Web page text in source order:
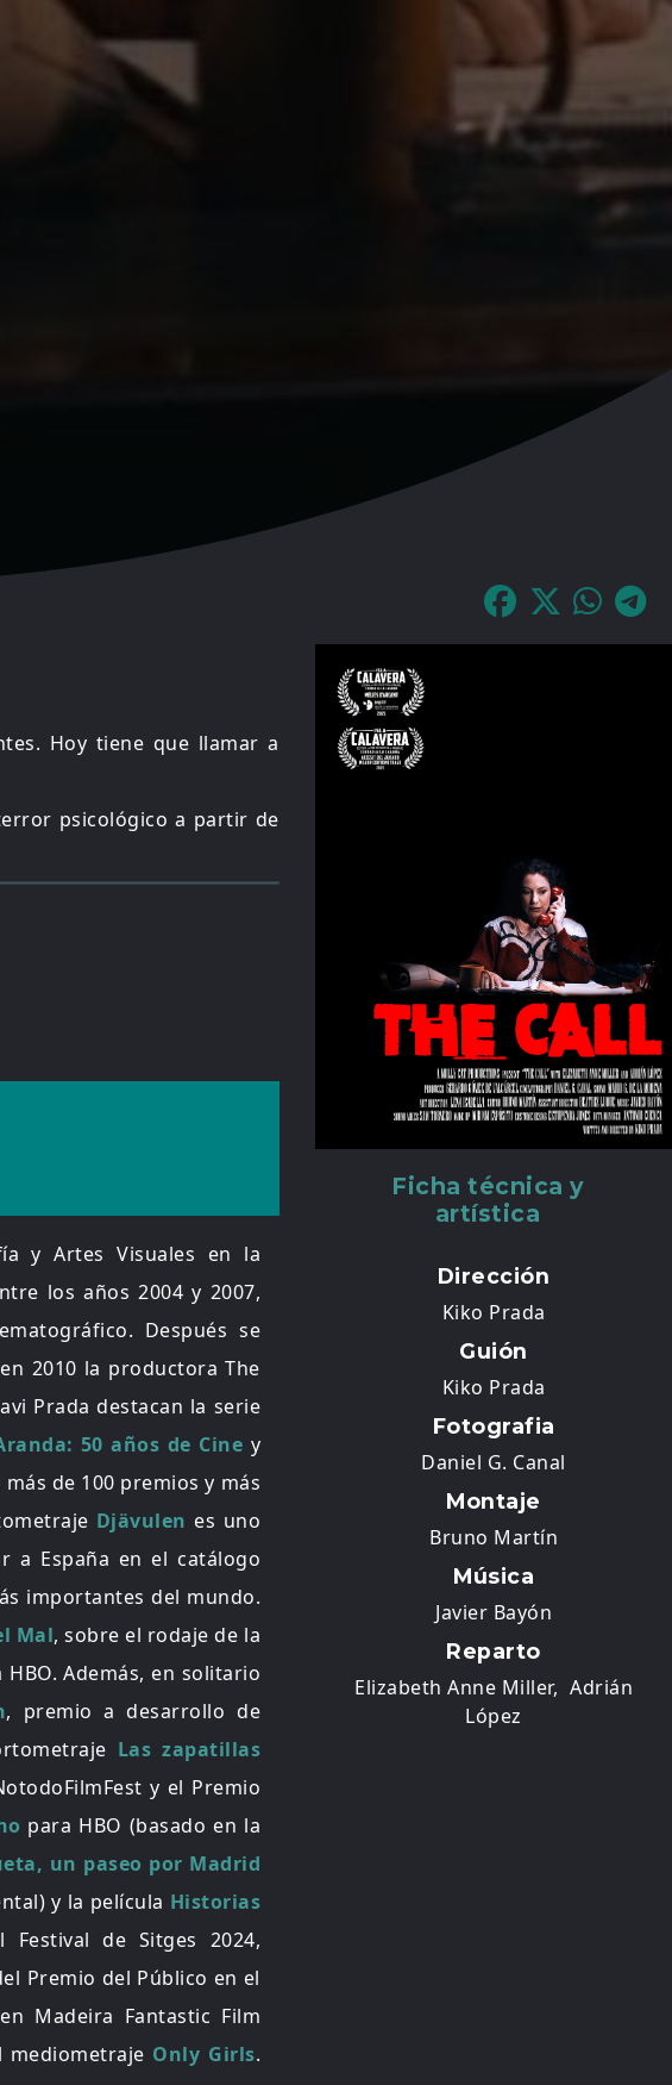
Hoy tiene que llamar a
psicológico a partir de
y Artes Visuales en la
los años 2004 y 2007,
Después se
2010 la productora The
Prada destacan la serie
50 años de Cine y
de 100 premios y más
Djävulen es uno
a España en el catálogo
importantes del mundo.
Mal, sobre el rodaje de la
HBO. Además, en solitario
, premio a desarrollo de
Las zapatillas
y el Premio
para HBO (basado en la
un paseo por Madrid
y la película Historias
Festival de Sitges 2024,
Premio del Público en el
Madeira Fantastic Film
mediometraje Only Girls.
Ficha técnica y
artística
Dirección
Kiko Prada
Guión
Kiko Prada
Fotografia
Daniel G. Canal
Montaje
Bruno Martín
Música
Javier Bayón
Reparto
Elizabeth Anne Miller, Adrián
López